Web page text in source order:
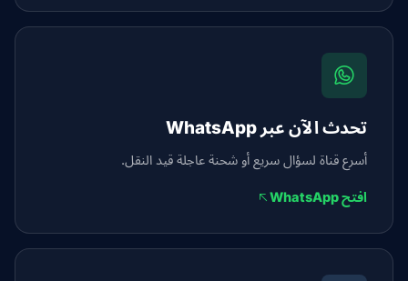
تحدث الآن عبر WhatsApp
أسرع قناة لسؤال سريع أو شحنة عاجلة قيد النقل.
افتح WhatsApp